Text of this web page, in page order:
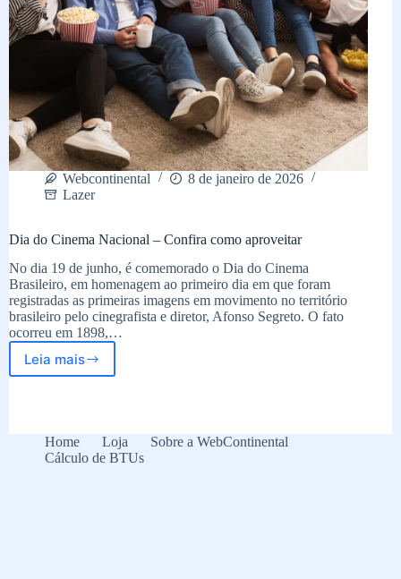
Webcontinental
8 de janeiro de 2026
Lazer
Dia do Cinema Nacional – Confira como aproveitar
No dia 19 de junho, é comemorado o Dia do Cinema
Brasileiro, em homenagem ao primeiro dia em que foram
registradas as primeiras imagens em movimento no território
brasileiro pelo cinegrafista e diretor, Afonso Segreto. O fato
ocorreu em 1898,…
Leia mais
Dia
Confira
como
Home Loja
Sobre a WebContinental
Cálculo de BTUs